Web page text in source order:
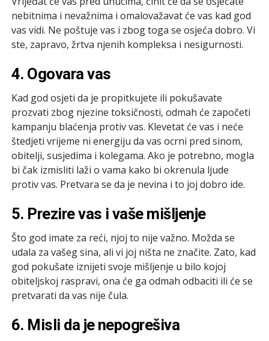
nebitnima i nevažnima i omalovažavat će vas kad god
vas vidi. Ne poštuje vas i zbog toga se osjeća dobro. Vi
ste, zapravo, žrtva njenih kompleksa i nesigurnosti.
4. Ogovara vas
Kad god osjeti da je propitkujete ili pokušavate
prozvati zbog njezine toksičnosti, odmah će započeti
kampanju blaćenja protiv vas. Klevetat će vas i neće
štedjeti vrijeme ni energiju da vas ocrni pred sinom,
obitelji, susjedima i kolegama. Ako je potrebno, mogla
bi čak izmisliti laži o vama kako bi okrenula ljude
protiv vas. Pretvara se da je nevina i to joj dobro ide.
5. Prezire vas i vaše mišljenje
Što god imate za reći, njoj to nije važno. Možda se
udala za vašeg sina, ali vi joj ništa ne značite. Zato, kad
god pokušate iznijeti svoje mišljenje u bilo kojoj
obiteljskoj raspravi, ona će ga odmah odbaciti ili će se
pretvarati da vas nije čula.
6. Misli da je nepogrešiva